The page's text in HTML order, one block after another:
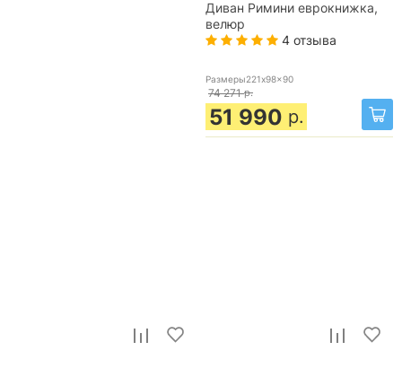
Диван Римини еврокнижка,
велюр
4 отзыва
Размеры221x98x90
74 271 р.
51 990 р.